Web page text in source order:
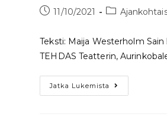
11/10/2021
Teksti: Maija Westerholm
TEHDAS Teatterin,
Jatka Lukemista